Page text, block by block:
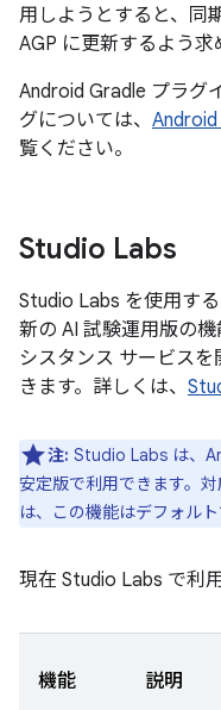
用しようとすると、同
AGP に更新するよう求
Android Gradle プラグ
グについては、
覧ください。
Studio Labs
Studio Labs を使用す
新の AI 試験運用版の
シスタンス サービス
きます。詳しくは、
注: Studio Labs は、
安定版で利用できます。
は、この機能はデフォルト
現在 Studio Labs で利
機能 説明